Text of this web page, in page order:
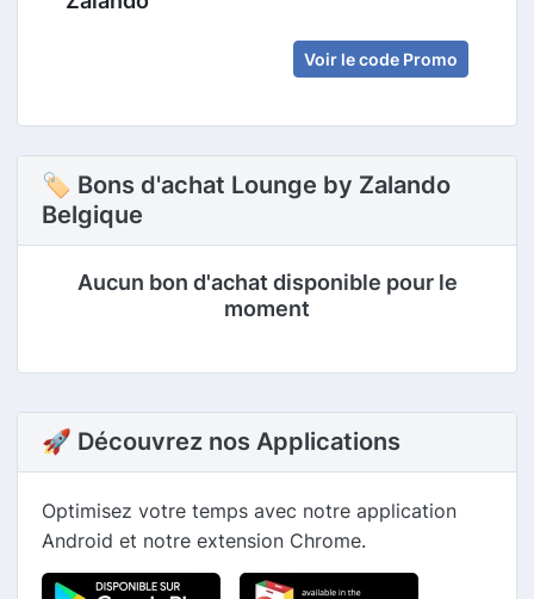
Voir le code Promo
🏷 Bons d'achat Lounge by Zalando
Belgique
Aucun bon d'achat disponible pour le
moment
🚀 Découvrez nos Applications
Optimisez votre temps avec notre application
Android et notre extension Chrome.